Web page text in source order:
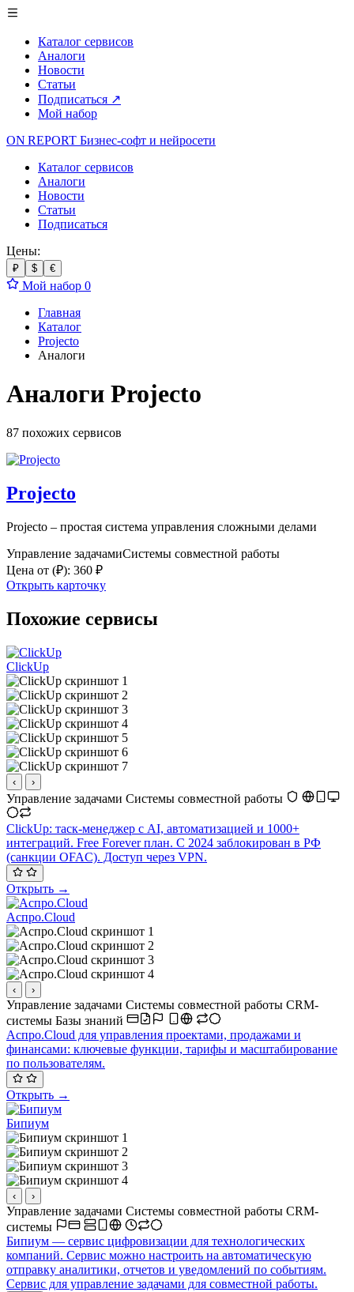
Каталог сервисов
Аналоги
Новости
Статьи
Подписаться ↗
Мой набор
ON REPORT Бизнес-софт и нейросети
Каталог сервисов
Аналоги
Новости
Статьи
Подписаться
Цены:
₽ $ €
Мой набор 0
Главная
Каталог
Projecto
Аналоги
Аналоги Projecto
87 похожих сервисов
Projecto
Projecto – простая система управления сложными делами
Управление задачамиСистемы совместной работы
Цена от (₽): 360 ₽
Открыть карточку
Похожие сервисы
ClickUp
‹ ›
Управление задачами Системы совместной работы
ClickUp: таск-менеджер с AI, автоматизацией и 1000+
интеграций. Free Forever план. С 2024 заблокирован в РФ
(санкции OFAC). Доступ через VPN.
Открыть →
Аспро.Cloud
‹ ›
Управление задачами Системы совместной работы CRM-
системы Базы знаний
Аспро.Cloud для управления проектами, продажами и
финансами: ключевые функции, тарифы и масштабирование
по пользователям.
Открыть →
Бипиум
‹ ›
Управление задачами Системы совместной работы CRM-
системы
Бипиум — сервис цифровизации для технологических
компаний. Сервис можно настроить на автоматическую
отправку аналитики, отчетов и уведомлений по событиям.
Сервис для управление задачами для совместной работы.